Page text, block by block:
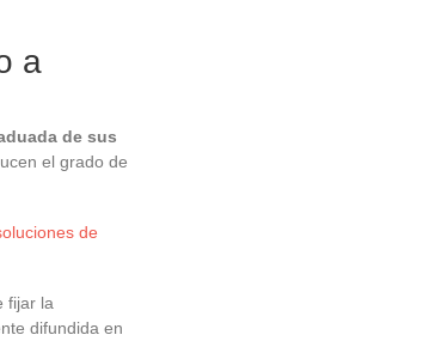
a
de sus
el grado de
de
fijar la
difundida en